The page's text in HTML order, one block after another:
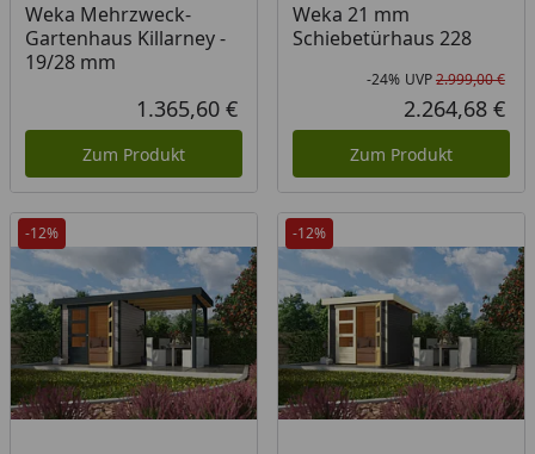
Weka Mehrzweck-
Gartenhaus Killarney -
19/28 mm
Aktueller Preis
1.365,60 €
Zum Produkt
Weka 21 mm
Schiebetürhaus 228
-24% UVP2.999,00 €
2.264,68 €
Zum Produkt
-12% -12%